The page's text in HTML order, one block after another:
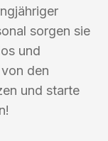
sorgen sie
und
den
und starte